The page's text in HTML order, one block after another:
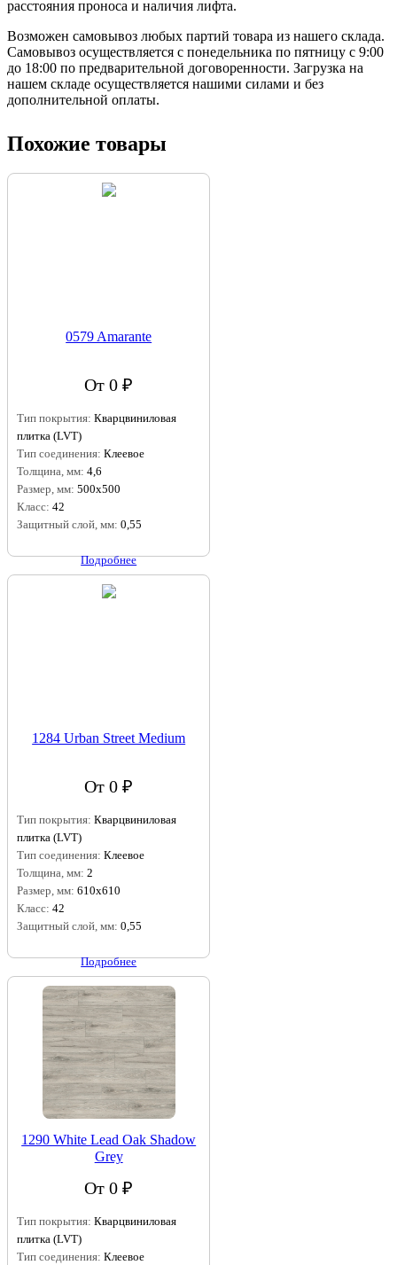
расстояния проноса и наличия лифта.
Возможен самовывоз любых партий товара из нашего склада.
Самовывоз осуществляется с понедельника по пятницу с 9:00
до 18:00 по предварительной договоренности. Загрузка на
нашем складе осуществляется нашими силами и без
дополнительной оплаты.
Похожие товары
0579 Amarante
От 0 ₽
Тип покрытия: Кварцвиниловая
плитка (LVT)
Тип соединения: Клеевое
Толщина, мм: 4,6
Размер, мм: 500x500
Класс: 42
Защитный слой, мм: 0,55
Подробнее
1284 Urban Street Medium
От 0 ₽
Тип покрытия: Кварцвиниловая
плитка (LVT)
Тип соединения: Клеевое
Толщина, мм: 2
Размер, мм: 610x610
Класс: 42
Защитный слой, мм: 0,55
Подробнее
1290 White Lead Oak Shadow
Grey
От 0 ₽
Тип покрытия: Кварцвиниловая
плитка (LVT)
Тип соединения: Клеевое